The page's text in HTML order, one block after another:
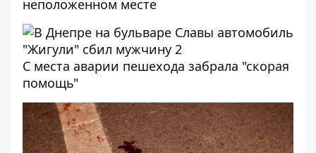
неположенном месте
С места аварии пешехода забрала "скорая
помощь"